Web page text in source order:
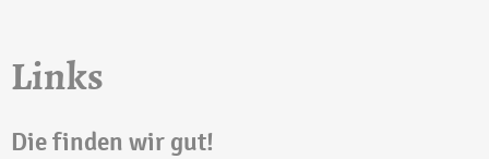
Links
Die finden wir gut!